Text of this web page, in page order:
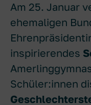
Am 25. Januar
ehemaligen
inspirierendes
Schüler:innen